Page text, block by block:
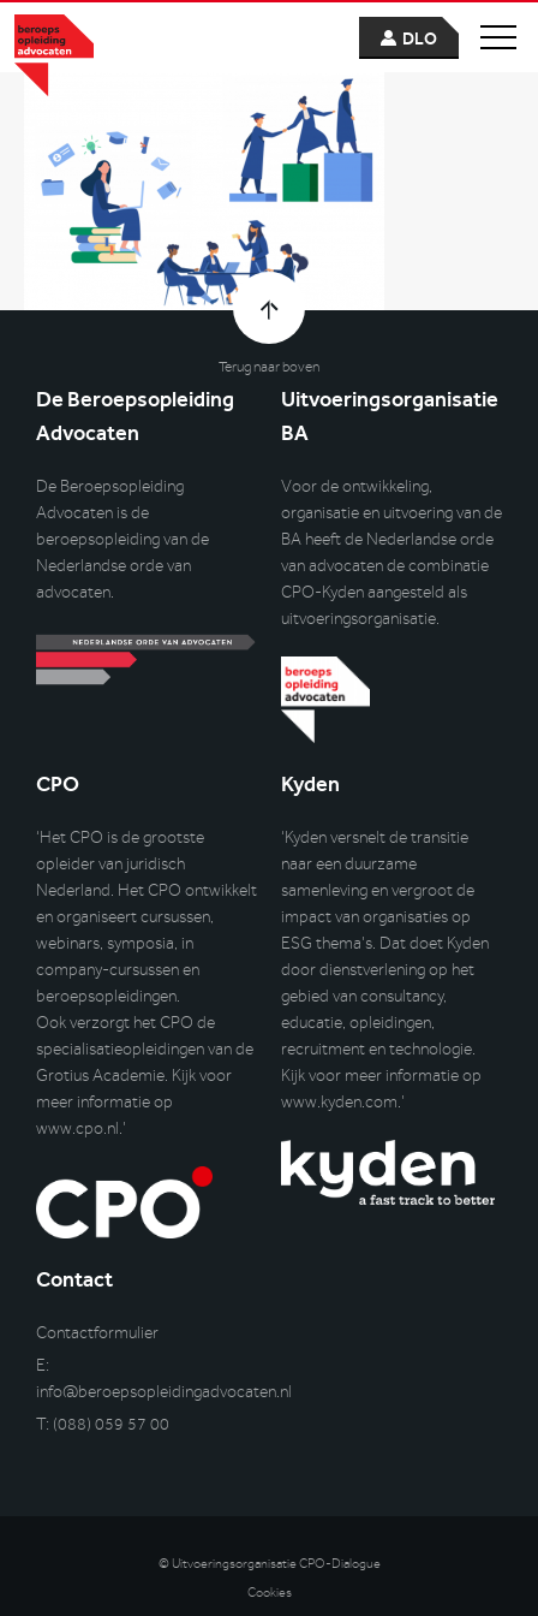
DLO
Terug naar boven
De Beroepsopleiding
Advocaten
De Beroepsopleiding
Advocaten is de
beroepsopleiding van de
Nederlandse orde van
advocaten.
Uitvoeringsorganisatie
BA
Voor de ontwikkeling,
organisatie en uitvoering van de
BA heeft de Nederlandse orde
van advocaten de combinatie
CPO-Kyden aangesteld als
uitvoeringsorganisatie.
CPO
‘Het CPO is de grootste
opleider van juridisch
Nederland. Het CPO ontwikkelt
en organiseert cursussen,
webinars, symposia, in
company-cursussen en
beroepsopleidingen.
Ook verzorgt het CPO de
specialisatieopleidingen van de
Grotius Academie. Kijk voor
meer informatie op
www.cpo.nl.’
Kyden
‘Kyden versnelt de transitie
naar een duurzame
samenleving en vergroot de
impact van organisaties op
ESG thema’s. Dat doet Kyden
door dienstverlening op het
gebied van consultancy,
educatie, opleidingen,
recruitment en technologie.
Kijk voor meer informatie op
www.kyden.com.’
Contact
Contactformulier
E:
info@beroepsopleidingadvocaten.nl
T: (088) 059 57 00
© Uitvoeringsorganisatie CPO-Dialogue
Cookies